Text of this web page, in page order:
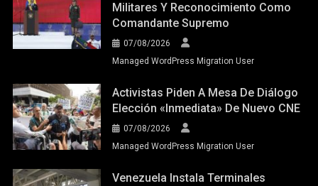
Militares Y Reconocimiento Como
Comandante Supremo
07/08/2026
Managed WordPress Migration User
Activistas Piden A Mesa De Diálogo
Elección «inmediata» De Nuevo CNE
07/08/2026
Managed WordPress Migration User
Venezuela Instala Terminales